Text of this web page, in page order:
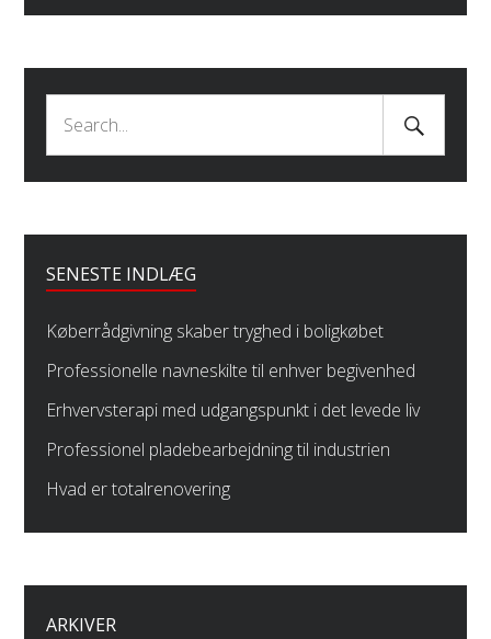
Search
for:
Search
Submit
SENESTE INDLÆG
Køberrådgivning skaber tryghed i boligkøbet
Professionelle navneskilte til enhver begivenhed
Erhvervsterapi med udgangspunkt i det levede liv
Professionel pladebearbejdning til industrien
Hvad er totalrenovering
ARKIVER